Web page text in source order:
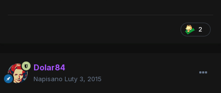
2
Dolar84
Napisano Luty 3, 2015